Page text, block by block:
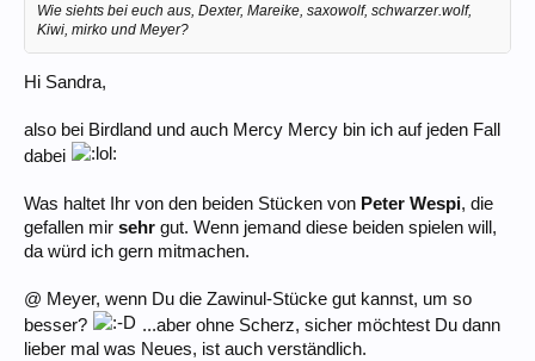
Wie siehts bei euch aus, Dexter, Mareike, saxowolf, schwarzer.wolf,
Kiwi, mirko und Meyer?
Hi Sandra,
also bei Birdland und auch Mercy Mercy bin ich auf jeden Fall
dabei
Was haltet Ihr von den beiden Stücken von Peter Wespi, die
gefallen mir sehr gut. Wenn jemand diese beiden spielen will,
da würd ich gern mitmachen.
@ Meyer, wenn Du die Zawinul-Stücke gut kannst, um so
besser?
...aber ohne Scherz, sicher möchtest Du dann
lieber mal was Neues, ist auch verständlich.